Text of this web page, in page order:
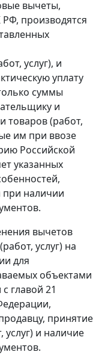
вычеты,
производятся
услуг), и
уплату
суммы
и
товаров (работ,
им при ввозе
Российской
указанных
при наличии
вычетов
услуг) на
для
объектами
с главой 21
принятие
услуг) и наличие